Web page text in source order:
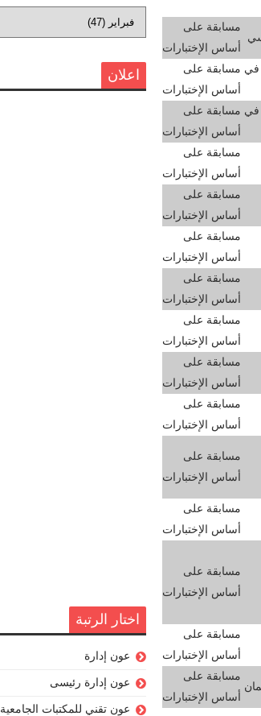
مسابقة على
أساس الإختبارات
في مسابقة على
أساس الإختبارات
في مسابقة على
أساس الإختبارات
مسابقة على
أساس الإختبارات
مسابقة على
أساس الإختبارات
مسابقة على
أساس الإختبارات
مسابقة على
أساس الإختبارات
مسابقة على
أساس الإختبارات
مسابقة على
أساس الإختبارات
مسابقة على
أساس الإختبارات
مسابقة على
أساس الإختبارات
مسابقة على
أساس الإختبارات
مسابقة على
أساس الإختبارات
مسابقة على
أساس الإختبارات
مسابقة على
أساس الإختبارات
اعلان
اختار الرتبة
عون إدارة
عون إدارة رئيسى
عون تقني للمكتبات الجامعية